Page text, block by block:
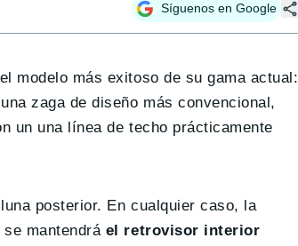
Síguenos en Google
modelo más exitoso de su gama actual:
zaga de diseño más convencional,
un una línea de techo prácticamente
posterior. En cualquier caso, la
mantendrá el retrovisor interior